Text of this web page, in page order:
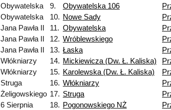
Obywatelska
9. Obywatelska 106
Obywatelska
10. Nowe Sady
Jana Pawła II
11. Obywatelska
Jana Pawła II
12. Wróblewskiego
Jana Pawła II
13. Łaska
Włókniarzy
14. Mickiewicza (Dw. Ł. Kaliska)
Włókniarzy
15. Karolewska (Dw. Ł. Kaliska)
Struga
16. Włókniarzy
Żeligowskiego 17. Struga
6 Sierpnia
18. Pogonowskiego NŻ